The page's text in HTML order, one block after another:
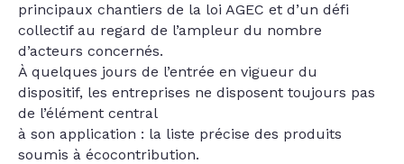
principaux chantiers de la loi AGEC et d’un défi
collectif au regard de l’ampleur du nombre
d’acteurs concernés.
À quelques jours de l’entrée en vigueur du
dispositif, les entreprises ne disposent toujours pas
de l’élément central
à son application : la liste précise des produits
soumis à écocontribution.